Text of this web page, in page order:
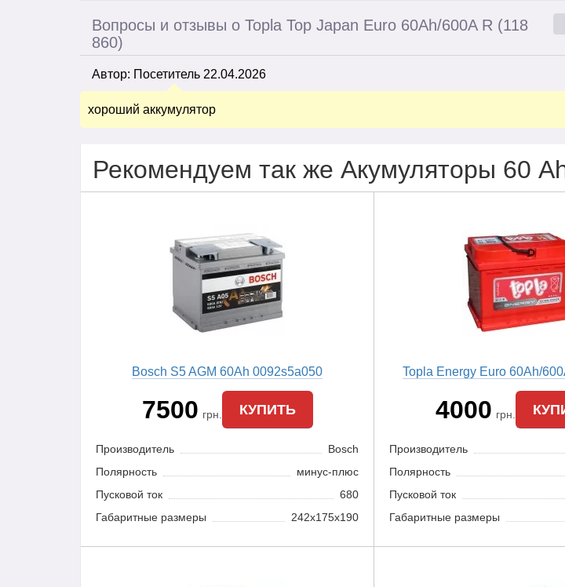
Вопросы и отзывы о Topla Top Japan Euro 60Ah/600A R (118
860)
Автор: Посетитель 22.04.2026
хороший аккумулятор
Рекомендуем так же Акумуляторы 60
Bosch S5 AGM 60Ah 0092s5a050
7500 грн. КУПИТЬ
Производитель
Bosch
Полярность
минус-плюс
Пусковой ток
680
Габаритные размеры
242x175x190
Topla Energy Euro 60Ah/
4000 грн.
Производитель
Полярность
Пусковой ток
Габаритные размеры